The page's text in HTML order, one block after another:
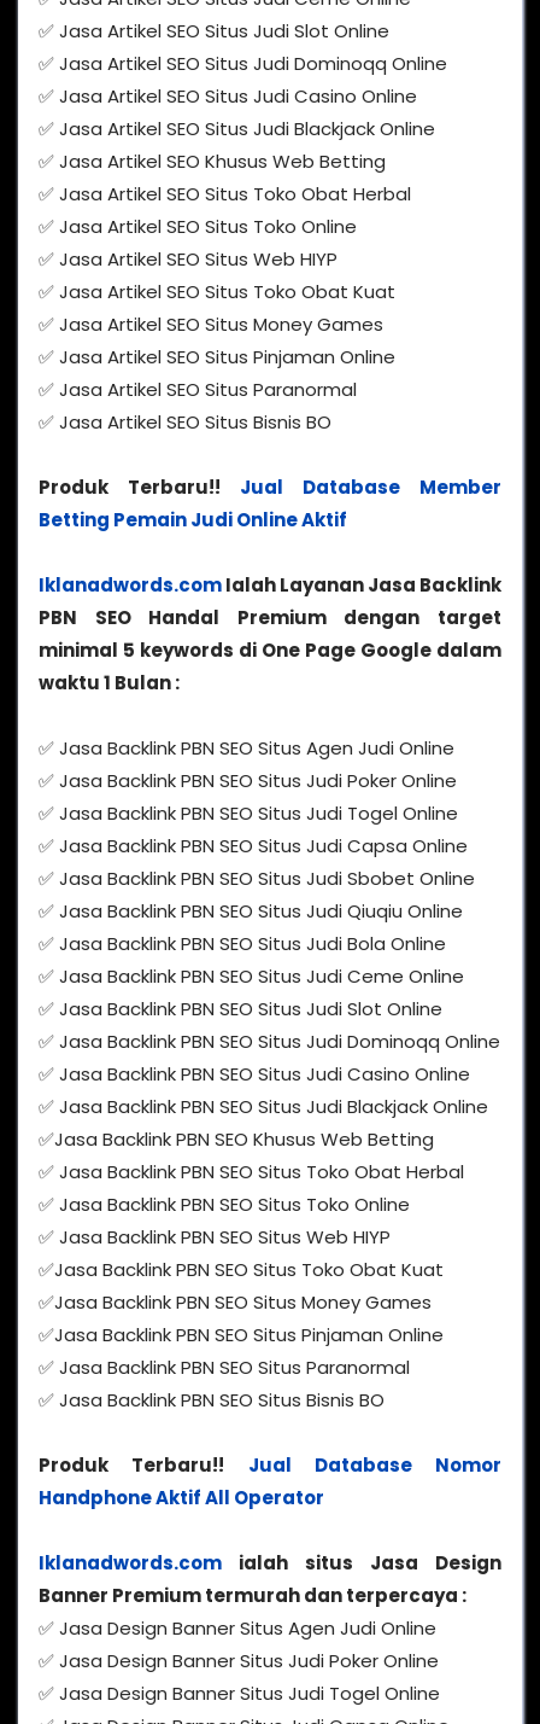
✅ Jasa Artikel SEO Situs Judi Slot Online
✅ Jasa Artikel SEO Situs Judi Dominoqq Online
✅ Jasa Artikel SEO Situs Judi Casino Online
✅ Jasa Artikel SEO Situs Judi Blackjack Online
✅ Jasa Artikel SEO Khusus Web Betting
✅ Jasa Artikel SEO Situs Toko Obat Herbal
✅ Jasa Artikel SEO Situs Toko Online
✅ Jasa Artikel SEO Situs Web HIYP
✅ Jasa Artikel SEO Situs Toko Obat Kuat
✅ Jasa Artikel SEO Situs Money Games
✅ Jasa Artikel SEO Situs Pinjaman Online
✅ Jasa Artikel SEO Situs Paranormal
✅ Jasa Artikel SEO Situs Bisnis BO
Produk Terbaru!! Jual Database Member
Betting Pemain Judi Online Aktif
Iklanadwords.comIalah Layanan Jasa Backlink
PBN SEO Handal Premium dengan target
minimal 5 keywords di One Page Google dalam
waktu 1 Bulan :
✅ Jasa Backlink PBN SEO Situs Agen Judi Online
✅ Jasa Backlink PBN SEO Situs Judi Poker Online
✅ Jasa Backlink PBN SEO Situs Judi Togel Online
✅ Jasa Backlink PBN SEO Situs Judi Capsa Online
✅ Jasa Backlink PBN SEO Situs Judi Sbobet Online
✅ Jasa Backlink PBN SEO Situs Judi Qiuqiu Online
✅ Jasa Backlink PBN SEO Situs Judi Bola Online
✅ Jasa Backlink PBN SEO Situs Judi Ceme Online
✅ Jasa Backlink PBN SEO Situs Judi Slot Online
✅ Jasa Backlink PBN SEO Situs Judi Dominoqq Online
✅ Jasa Backlink PBN SEO Situs Judi Casino Online
✅ Jasa Backlink PBN SEO Situs Judi Blackjack Online
✅Jasa Backlink PBN SEO Khusus Web Betting
✅ Jasa Backlink PBN SEO Situs Toko Obat Herbal
✅ Jasa Backlink PBN SEO Situs Toko Online
✅ Jasa Backlink PBN SEO Situs Web HIYP
✅Jasa Backlink PBN SEO Situs Toko Obat Kuat
✅Jasa Backlink PBN SEO Situs Money Games
✅Jasa Backlink PBN SEO Situs Pinjaman Online
✅ Jasa Backlink PBN SEO Situs Paranormal
✅ Jasa Backlink PBN SEO Situs Bisnis BO
Produk Terbaru!! Jual Database Nomor
Handphone Aktif All Operator
Iklanadwords.com ialah situs Jasa Design
Banner Premium termurah dan terpercaya :
✅ Jasa Design Banner Situs Agen Judi Online
✅ Jasa Design Banner Situs Judi Poker Online
✅ Jasa Design Banner Situs Judi Togel Online